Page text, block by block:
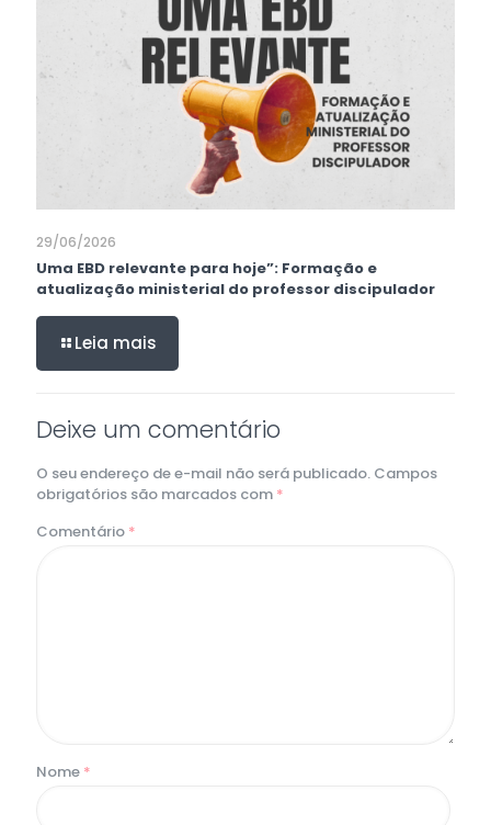
29/06/2026
Uma EBD relevante para hoje”: Formação e
atualização ministerial do professor discipulador
Leia mais
Deixe um comentário
O seu endereço de e-mail não será publicado. Campos
obrigatórios são marcados com *
Comentário *
Nome *